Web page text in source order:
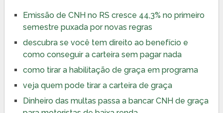
Emissão de CNH no RS cresce 44,3% no primeiro
semestre puxada por novas regras
descubra se você tem direito ao benefício e
como conseguir a carteira sem pagar nada
como tirar a habilitação de graça em programa
veja quem pode tirar a carteira de graça
Dinheiro das multas passa a bancar CNH de graça